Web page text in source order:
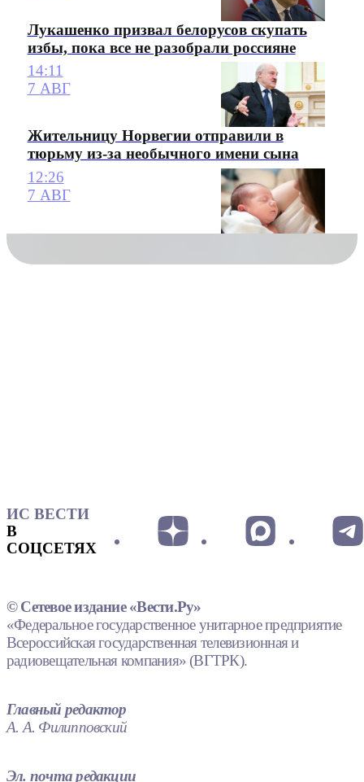
Лукашенко призвал белорусов скупать
избы, пока все не разобрали россияне
14:11
7 АВГ
Жительницу Норвегии отправили в
тюрьму из-за необычного имени сына
12:26
7 АВГ
ИС ВЕСТИ
В
СОЦСЕТЯХ
© Сетевое издание «Вести.Ру»
«Федеральное государственное унитарное предприятие
Всероссийская государственная телевизионная и
радиовещательная компания» (ВГТРК).
Главный редактор
А. А. Филипповский
Эл. почта редакции